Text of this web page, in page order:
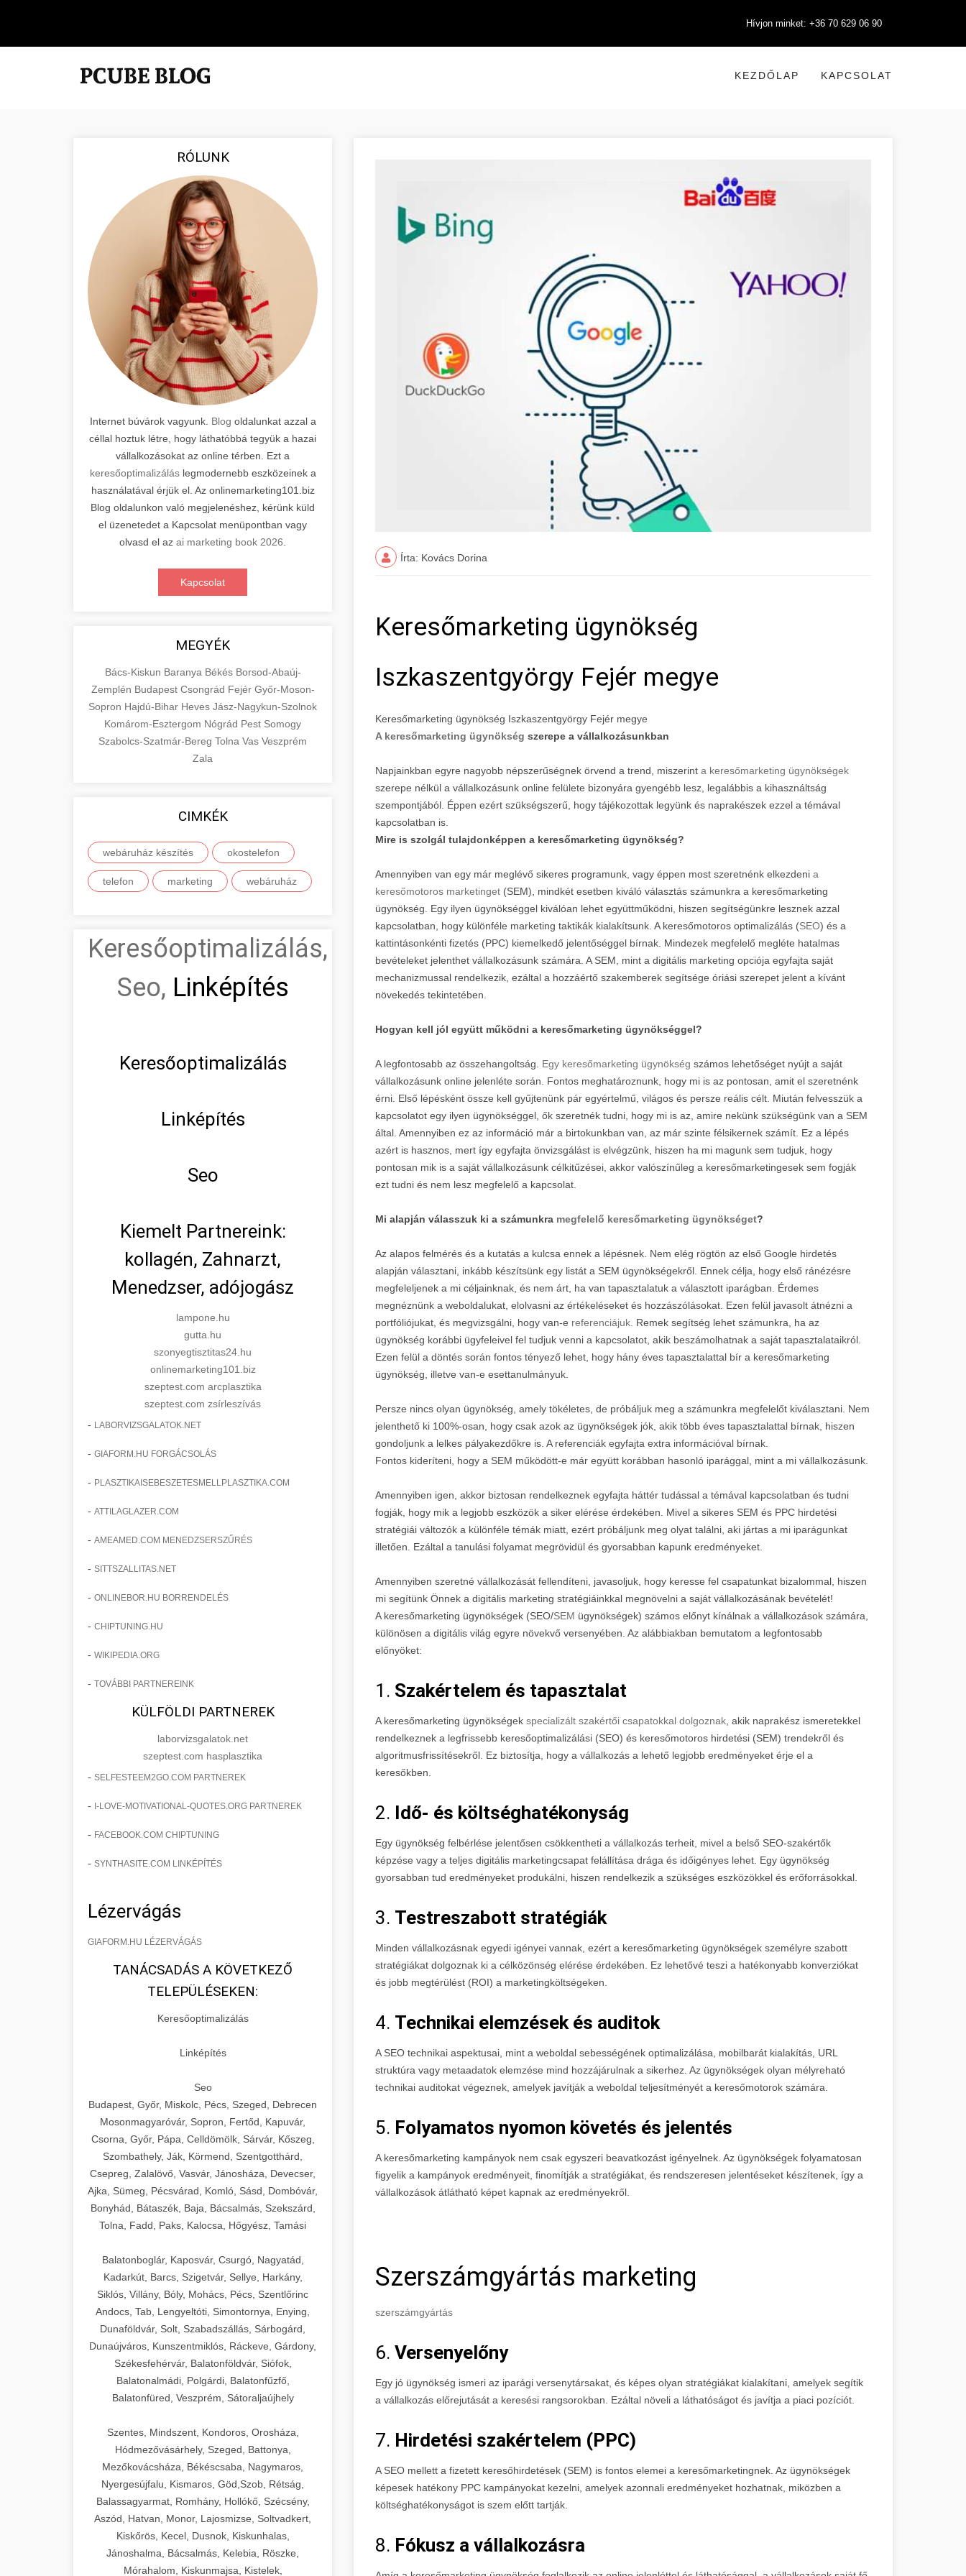
Hívjon minket: +36 70 629 06 90
KEZDŐLAP KAPCSOLAT
RÓLUNK
Internet búvárok vagyunk. Blog oldalunkat azzal a
céllal hoztuk létre, hogy láthatóbbá tegyük a hazai
vállalkozásokat az online térben. Ezt a
keresőoptimalizáláslegmodernebb eszközeinek a
használatával érjük el. Az onlinemarketing101.biz
Blog oldalunkon való megjelenéshez, kérünk küld
el üzenetedet a Kapcsolat menüpontban vagy
olvasd el az ai marketing book 2026
Kapcsolat
MEGYÉK
Bács-Kiskun Baranya Békés Borsod-Abaúj-
Zemplén Budapest Csongrád Fejér Győr-Moson-
Sopron Hajdú-Bihar Heves Jász-Nagykun-Szolnok
Komárom-Esztergom Nógrád Pest Somogy
Szabolcs-Szatmár-Bereg Tolna Vas Veszprém
Zala
CIMKÉK
webáruház készítés okostelefon
telefon marketing webáruház
Keresőoptimalizálás,
Seo, Linképítés
Keresőoptimalizálás
Linképítés
Seo
Kiemelt Partnereink:
kollagén, Zahnarzt,
Menedzser, adójogász
lampone.hu
gutta.hu
szonyegtisztitas24.hu
onlinemarketing101.biz
szeptest.com arcplasztika
szeptest.com zsírleszívás
- LABORVIZSGALATOK.NET
- GIAFORM.HU FORGÁCSOLÁS
- PLASZTIKAISEBESZETESMELLPLASZTIKA.COM
- ATTILAGLAZER.COM
- AMEAMED.COM MENEDZSERSZŰRÉS
- SITTSZALLITAS.NET
- ONLINEBOR.HU BORRENDELÉS
- CHIPTUNING.HU
- WIKIPEDIA.ORG
- TOVÁBBI PARTNEREINK
KÜLFÖLDI PARTNEREK
laborvizsgalatok.net
szeptest.com hasplasztika
- SELFESTEEM2GO.COM PARTNEREK
- I-LOVE-MOTIVATIONAL-QUOTES.ORG PARTNEREK
- FACEBOOK.COM CHIPTUNING
- SYNTHASITE.COM LINKÉPÍTÉS
Lézervágás
GIAFORM.HU LÉZERVÁGÁS
TANÁCSADÁS A KÖVETKEZŐ
TELEPÜLÉSEKEN:
Keresőoptimalizálás
Linképítés
Seo
Budapest, Győr, Miskolc, Pécs, Szeged, Debrecen
Mosonmagyaróvár, Sopron, Fertőd, Kapuvár,
Csorna, Győr, Pápa, Celldömölk, Sárvár, Kőszeg,
Szombathely, Ják, Körmend, Szentgotthárd,
Csepreg, Zalalövő, Vasvár, Jánosháza, Devecser,
Ajka, Sümeg, Pécsvárad, Komló, Sásd, Dombóvár,
Bonyhád, Bátaszék, Baja, Bácsalmás, Szekszárd,
Tolna, Fadd, Paks, Kalocsa, Hőgyész, Tamási
Balatonboglár, Kaposvár, Csurgó, Nagyatád,
Kadarkút, Barcs, Szigetvár, Sellye, Harkány,
Siklós, Villány, Bóly, Mohács, Pécs, Szentlőrinc
Andocs, Tab, Lengyeltóti, Simontornya, Enying,
Dunaföldvár, Solt, Szabadszállás, Sárbogárd,
Dunaújváros, Kunszentmiklós, Ráckeve, Gárdony,
Székesfehérvár, Balatonföldvár, Siófok,
Balatonalmádi, Polgárdi, Balatonfűzfő,
Balatonfüred, Veszprém, Sátoraljaújhely
Szentes, Mindszent, Kondoros, Orosháza,
Hódmezővásárhely, Szeged, Battonya,
Mezőkovácsháza, Békéscsaba, Nagymaros,
Nyergesújfalu, Kismaros, Göd,Szob, Rétság,
Balassagyarmat, Romhány, Hollókő, Szécsény,
Aszód, Hatvan, Monor, Lajosmizse, Soltvadkert,
Kiskőrös, Kecel, Dusnok, Kiskunhalas,
Jánoshalma, Bácsalmás, Kelebia, Röszke,
Mórahalom, Kiskunmajsa, Kistelek,
Írta: Kovács Dorina
Keresőmarketing ügynökség
Iszkaszentgyörgy Fejér megye
Keresőmarketing ügynökség Iszkaszentgyörgy Fejér megye
A keresőmarketing ügynökség szerepe a vállalkozásunkban
Napjainkban egyre nagyobb népszerűségnek örvend a trend, miszerint a keresőmarketing ügynökségek
szerepe nélkül a vállalkozásunk online felülete bizonyára gyengébb lesz, legalábbis a kihasználtság
szempontjából. Éppen ezért szükségszerű, hogy tájékozottak legyünk és naprakészek ezzel a témával
kapcsolatban is.
Mire is szolgál tulajdonképpen a keresőmarketing ügynökség?
Amennyiben van egy már meglévő sikeres programunk, vagy éppen most szeretnénk elkezdeni a
keresőmotoros marketinget (SEM), mindkét esetben kiváló választás számunkra a keresőmarketing
ügynökség. Egy ilyen ügynökséggel kiválóan lehet együttműködni, hiszen segítségünkre lesznek azzal
kapcsolatban, hogy különféle marketing taktikák kialakítsunk. A keresőmotoros optimalizálás (SEO) és a
kattintásonkénti fizetés (PPC) kiemelkedő jelentőséggel bírnak. Mindezek megfelelő megléte hatalmas
bevételeket jelenthet vállalkozásunk számára. A SEM, mint a digitális marketing opciója egyfajta saját
mechanizmussal rendelkezik, ezáltal a hozzáértő szakemberek segítsége óriási szerepet jelent a kívánt
növekedés tekintetében.
Hogyan kell jól együtt működni a keresőmarketing ügynökséggel?
A legfontosabb az összehangoltság. Egy keresőmarketing ügynökség számos lehetőséget nyújt a saját
vállalkozásunk online jelenléte során. Fontos meghatároznunk, hogy mi is az pontosan, amit el szeretnénk
érni. Első lépésként össze kell gyűjtenünk pár egyértelmű, világos és persze reális célt. Miután felvesszük a
kapcsolatot egy ilyen ügynökséggel, ők szeretnék tudni, hogy mi is az, amire nekünk szükségünk van a SEM
által. Amennyiben ez az információ már a birtokunkban van, az már szinte félsikernek számít. Ez a lépés
azért is hasznos, mert így egyfajta önvizsgálást is elvégzünk, hiszen ha mi magunk sem tudjuk, hogy
pontosan mik is a saját vállalkozásunk célkitűzései, akkor valószínűleg a keresőmarketingesek sem fogják
ezt tudni és nem lesz megfelelő a kapcsolat.
Mi alapján válasszuk ki a számunkra megfelelő keresőmarketing ügynökséget?
Az alapos felmérés és a kutatás a kulcsa ennek a lépésnek. Nem elég rögtön az első Google hirdetés
alapján választani, inkább készítsünk egy listát a SEM ügynökségekről. Ennek célja, hogy első ránézésre
megfeleljenek a mi céljainknak, és nem árt, ha van tapasztalatuk a választott iparágban. Érdemes
megnéznünk a weboldalukat, elolvasni az értékeléseket és hozzászólásokat. Ezen felül javasolt átnézni a
portfóliójukat, és megvizsgálni, hogy van-e referenciájuk. Remek segítség lehet számunkra, ha az
ügynökség korábbi ügyfeleivel fel tudjuk venni a kapcsolatot, akik beszámolhatnak a saját tapasztalataikról.
Ezen felül a döntés során fontos tényező lehet, hogy hány éves tapasztalattal bír a keresőmarketing
ügynökség, illetve van-e esettanulmányuk.
Persze nincs olyan ügynökség, amely tökéletes, de próbáljuk meg a számunkra megfelelőt kiválasztani. Nem
jelenthető ki 100%-osan, hogy csak azok az ügynökségek jók, akik több éves tapasztalattal bírnak, hiszen
gondoljunk a lelkes pályakezdőkre is. A referenciák egyfajta extra információval bírnak.
Fontos kideríteni, hogy a SEM működött-e már együtt korábban hasonló iparággal, mint a mi vállalkozásunk.
Amennyiben igen, akkor biztosan rendelkeznek egyfajta háttér tudással a témával kapcsolatban és tudni
fogják, hogy mik a legjobb eszközök a siker elérése érdekében. Mivel a sikeres SEM és PPC hirdetési
stratégiái változók a különféle témák miatt, ezért próbáljunk meg olyat találni, aki jártas a mi iparágunkat
illetően. Ezáltal a tanulási folyamat megrövidül és gyorsabban kapunk eredményeket.
Amennyiben szeretné vállalkozását fellendíteni, javasoljuk, hogy keresse fel csapatunkat bizalommal, hiszen
mi segítünk Önnek a digitális marketing stratégiáinkkal megnövelni a saját vállalkozásának bevételét!
A keresőmarketing ügynökségek (SEO/SEM ügynökségek) számos előnyt kínálnak a vállalkozások számára,
különösen a digitális világ egyre növekvő versenyében. Az alábbiakban bemutatom a legfontosabb
előnyöket:
1. Szakértelem és tapasztalat
A keresőmarketing ügynökségek specializált szakértői csapatokkal dolgoznak , akik naprakész ismeretekkel
rendelkeznek a legfrissebb keresőoptimalizálási (SEO) és keresőmotoros hirdetési (SEM) trendekről és
algoritmusfrissítésekről. Ez biztosítja, hogy a vállalkozás a lehető legjobb eredményeket érje el a
keresőkben.
2. Idő- és költséghatékonyság
Egy ügynökség felbérlése jelentősen csökkentheti a vállalkozás terheit, mivel a belső SEO-szakértők
képzése vagy a teljes digitális marketingcsapat felállítása drága és időigényes lehet. Egy ügynökség
gyorsabban tud eredményeket produkálni, hiszen rendelkezik a szükséges eszközökkel és erőforrásokkal.
3. Testreszabott stratégiák
Minden vállalkozásnak egyedi igényei vannak, ezért a keresőmarketing ügynökségek személyre szabott
stratégiákat dolgoznak ki a célközönség elérése érdekében. Ez lehetővé teszi a hatékonyabb konverziókat
és jobb megtérülést (ROI) a marketingköltségeken.
4. Technikai elemzések és auditok
A SEO technikai aspektusai, mint a weboldal sebességének optimalizálása, mobilbarát kialakítás, URL
struktúra vagy metaadatok elemzése mind hozzájárulnak a sikerhez. Az ügynökségek olyan mélyreható
technikai auditokat végeznek, amelyek javítják a weboldal teljesítményét a keresőmotorok számára.
5. Folyamatos nyomon követés és jelentés
A keresőmarketing kampányok nem csak egyszeri beavatkozást igényelnek. Az ügynökségek folyamatosan
figyelik a kampányok eredményeit, finomítják a stratégiákat, és rendszeresen jelentéseket készítenek, így a
vállalkozások átlátható képet kapnak az eredményekről.
Szerszámgyártás marketing
szerszámgyártás
6. Versenyelőny
Egy jó ügynökség ismeri az iparági versenytársakat, és képes olyan stratégiákat kialakítani, amelyek segítik
a vállalkozás előrejutását a keresési rangsorokban. Ezáltal növeli a láthatóságot és javítja a piaci pozíciót.
7. Hirdetési szakértelem (PPC)
A SEO mellett a fizetett keresőhirdetések (SEM) is fontos elemei a keresőmarketingnek. Az ügynökségek
képesek hatékony PPC kampányokat kezelni, amelyek azonnali eredményeket hozhatnak, miközben a
költséghatékonyságot is szem előtt tartják.
8. Fókusz a vállalkozásra